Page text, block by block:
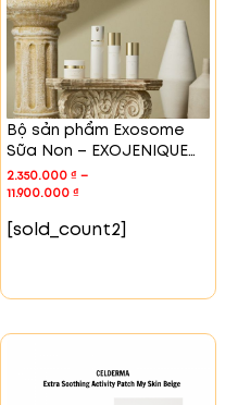
Bộ sản phẩm Exosome
Sữa Non – EXOJENIQUE
WELL- AGING
COLOSTRUM EXOSOME
2.350.000₫ –
11.900.000₫
[sold_count2]